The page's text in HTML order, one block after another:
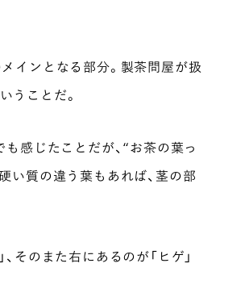
インとなる部分。製茶問屋が扱
うことだ。
も感じたことだが、“お茶の葉っ
い質の違う葉もあれば、茎の部
そのまた右にあるのが「ヒゲ」